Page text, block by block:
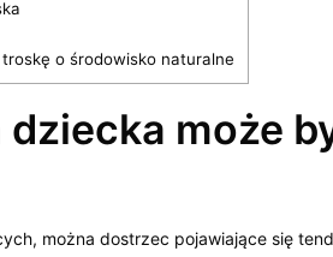
o środowisko naturalne
dziecka może
można dostrzec pojawiające się